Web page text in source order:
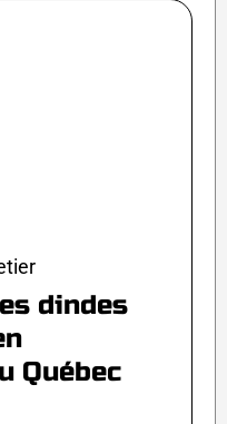
dindes
Québec